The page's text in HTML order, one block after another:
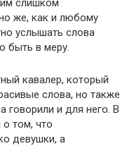
же, как и любому
услышать слова
быть в меру.
кавалер, который
слова, но также
говорили и для него. В
о том, что
девушки, а